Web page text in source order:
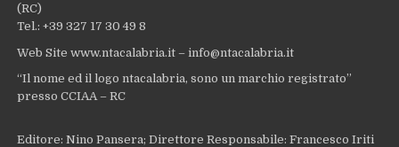
(RC)
Tel.: +39 327 17 30 49 8
Web Site www.ntacalabria.it – info@ntacalabria.it
“Il nome ed il logo ntacalabria, sono un marchio registrato”
presso CCIAA – RC
Editore: Nino Pansera; Direttore Responsabile: Francesco Iriti